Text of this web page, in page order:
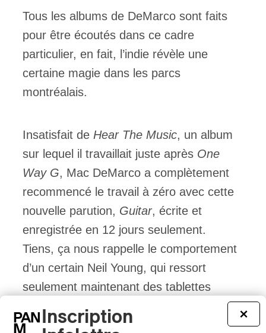
Tous les albums de DeMarco sont faits
pour être écoutés dans ce cadre
particulier, en fait, l’indie révèle une
certaine magie dans les parcs
montréalais.
Insatisfait de Hear The Music, un album
sur lequel il travaillait juste après One
Way G, Mac DeMarco a complètement
recommencé le travail à zéro avec cette
nouvelle parution, Guitar, écrite et
enregistrée en 12 jours seulement.
Tiens, ça nous rappelle le comportement
d’un certain Neil Young, qui ressort
seulement maintenant des tablettes
des années 70, ces albums qu’il avait
×
Inscription